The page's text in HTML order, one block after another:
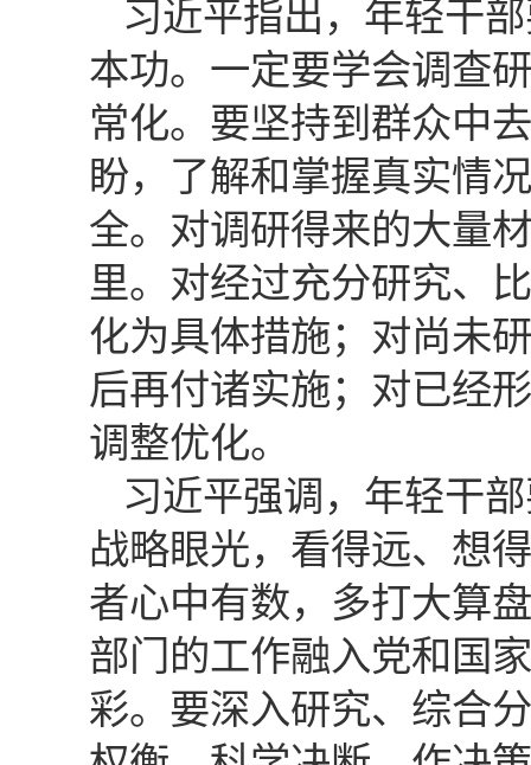
习近平指出，年轻干
本功。一定要学会调查
常化。要坚持到群众中
盼，了解和掌握真实情
全。对调研得来的大量
里。对经过充分研究、
化为具体措施；对尚未
后再付诸实施；对已经
调整优化。
习近平强调，年轻干
战略眼光，看得远、想
者心中有数，多打大算
部门的工作融入党和国
彩。要深入研究、综合